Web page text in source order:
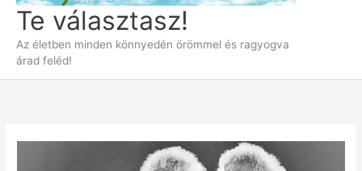
Te választasz!
Az életben minden könnyedén örömmel és ragyogva
árad feléd!